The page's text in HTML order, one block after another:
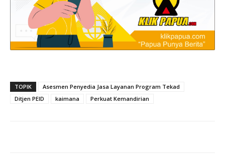
TOPIK
Asesmen Penyedia Jasa Layanan Program Tekad
Ditjen PEID
kaimana Perkuat Kemandirian